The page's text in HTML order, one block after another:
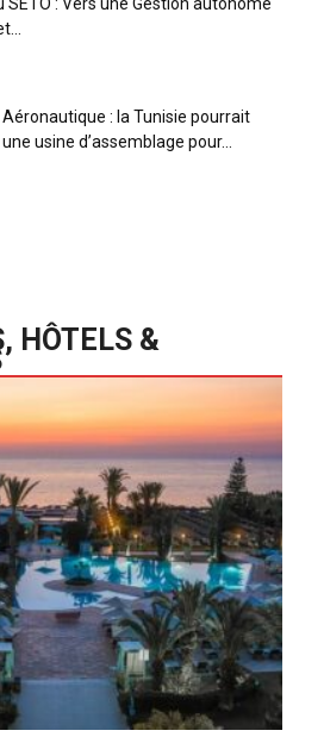
Aéronautique : la Tunisie pourrait
usine d’assemblage pour...
HÔTELS &